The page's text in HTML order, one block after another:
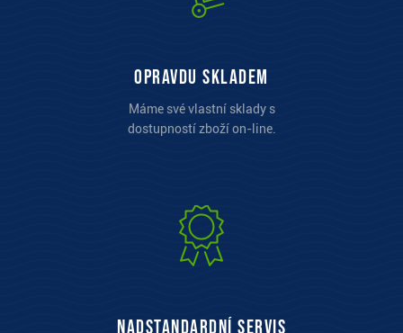
opravdu skladem
Máme své vlastní sklady s
dostupností zboží on-line.
Nadstandardní servis